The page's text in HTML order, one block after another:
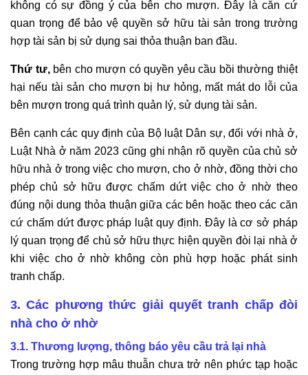
không có sự đồng ý của bên cho mượn. Đây là căn cứ
quan trọng để bảo vệ quyền sở hữu tài sản trong trường
hợp tài sản bị sử dụng sai thỏa thuận ban đầu.
Thứ tư,bên cho mượn có quyền yêu cầu bồi thường thiệt
hại nếu tài sản cho mượn bị hư hỏng, mất mát do lỗi của
bên mượn trong quá trình quản lý, sử dụng tài sản.
Bên cạnh các quy định của Bộ luật Dân sự, đối với nhà ở,
Luật Nhà ở năm 2023 cũng ghi nhận rõ quyền của chủ sở
hữu nhà ở trong việc cho mượn, cho ở nhờ, đồng thời cho
phép chủ sở hữu được chấm dứt việc cho ở nhờ theo
đúng nội dung thỏa thuận giữa các bên hoặc theo các căn
cứ chấm dứt được pháp luật quy định. Đây là cơ sở pháp
lý quan trọng để chủ sở hữu thực hiện quyền đòi lại nhà ở
khi việc cho ở nhờ không còn phù hợp hoặc phát sinh
tranh chấp.
3. Các phương thức giải quyết tranh chấp đòi
nhà cho ở nhờ
3.1. Thương lượng, thông báo yêu cầu trả lại nhà
Trong trường hợp mâu thuẫn chưa trở nên phức tạp hoặc